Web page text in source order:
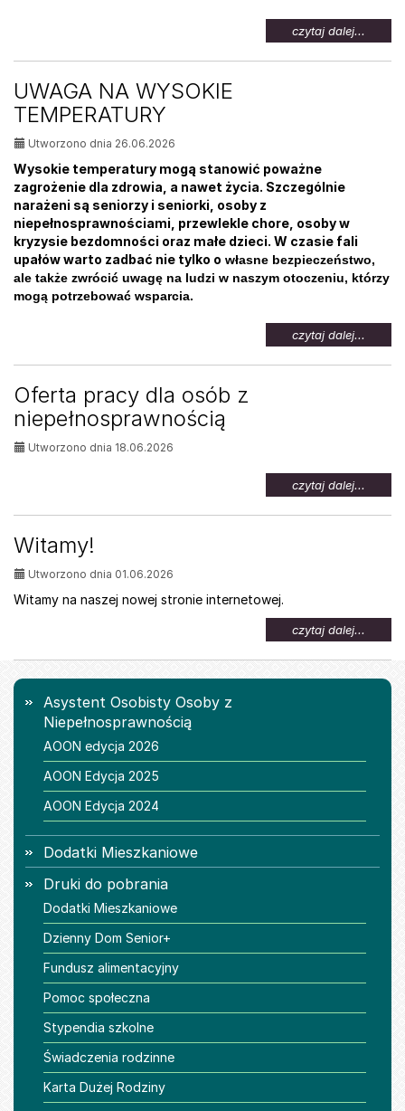
czytaj dalej...
temat:
UWAGA NA WYSOKIE
TEMPERATURY
Utworzono dnia 26.06.2026
Wysokie temperatury mogą stanowić poważne
zagrożenie dla zdrowia, a nawet życia. Szczególnie
narażeni są seniorzy i seniorki, osoby z
niepełnosprawnościami, przewlekle chore, osoby w
kryzysie bezdomności oraz małe dzieci. W czasie fali
upałów warto zadbać nie tylko o własne bezpieczeństwo,
ale także zwrócić uwagę na ludzi w naszym otoczeniu, którzy
mogą potrzebować wsparcia.
czytaj dalej...
temat:
Oferta pracy dla osób z
niepełnosprawnością
Utworzono dnia 18.06.2026
czytaj dalej...
temat:
Oferta
Witamy!
Utworzono dnia 01.06.2026
Witamy na naszej nowej stronie internetowej.
czytaj dalej...
temat:
Menu
Asystent Osobisty Osoby z
Niepełnosprawnością
AOON edycja 2026
AOON Edycja 2025
AOON Edycja 2024
Dodatki Mieszkaniowe
Druki do pobrania
Dodatki Mieszkaniowe
Dzienny Dom Senior+
Fundusz alimentacyjny
Pomoc społeczna
Stypendia szkolne
Świadczenia rodzinne
Karta Dużej Rodziny